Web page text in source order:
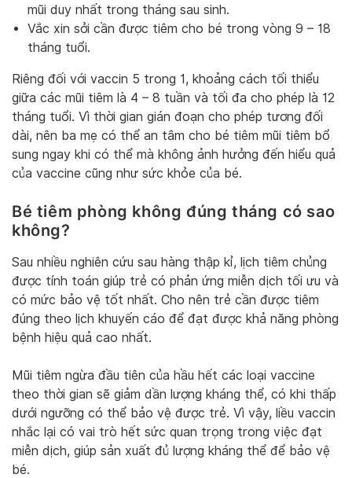
mũi duy nhất trong tháng sau sinh.
Vắc xin sởi cần được tiêm cho bé trong vòng 9 – 18
tháng tuổi.
Riêng đối với vaccin 5 trong 1, khoảng cách tối thiểu
giữa các mũi tiêm là 4 – 8 tuần và tối đa cho phép là 12
tháng tuổi. Vì thời gian gián đoạn cho phép tương đối
dài, nên ba mẹ có thể an tâm cho bé tiêm mũi tiêm bổ
sung ngay khi có thể mà không ảnh hưởng đến hiểu quả
của vaccine cũng như sức khỏe của bé.
Bé tiêm phòng không đúng tháng có sao
không?
Sau nhiều nghiên cứu sau hàng thập kỉ, lịch tiêm chủng
được tính toán giúp trẻ có phản ứng miễn dịch tối ưu và
có mức bảo vệ tốt nhất. Cho nên trẻ cần được tiêm
đúng theo lịch khuyến cáo để đạt được khả năng phòng
bệnh hiệu quả cao nhất.
Mũi tiêm ngừa đầu tiên của hầu hết các loại vaccine
theo thời gian sẽ giảm dần lượng kháng thể, có khi thấp
dưới ngưỡng có thể bảo vệ được trẻ. Vì vậy, liều vaccin
nhắc lại có vai trò hết sức quan trọng trong việc đạt
miễn dịch, giúp sản xuất đủ lượng kháng thể để bảo vệ
bé.